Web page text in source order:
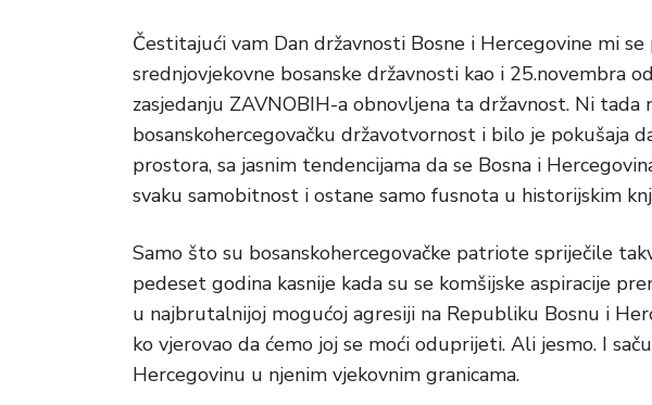
Čestitajući vam Dan državnosti Bosne i Hercegovine mi
srednjovjekovne bosanske državnosti kao i 25.novembra
zasjedanju ZAVNOBIH-a obnovljena ta državnost. Ni
bosanskohercegovačku državotvornost i bilo je pokušaja
prostora, sa jasnim tendencijama da se Bosna i
svaku samobitnost i ostane samo fusnota u historijskim
Samo što su bosanskohercegovačke patriote spriječile
pedeset godina kasnije kada su se komšijske aspiracije
u najbrutalnijoj mogućoj agresiji na Republiku Bosnu i
ko vjerovao da ćemo joj se moći oduprijeti. Ali jesmo. I
Hercegovinu u njenim vjekovnim granicama.